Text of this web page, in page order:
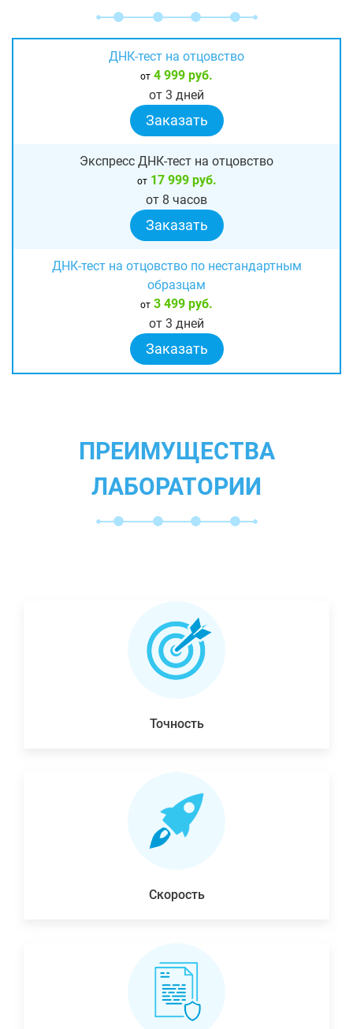
ДНК-тест на отцовство
от 4 999 руб.
от 3 дней
Заказать
Экспресс ДНК-тест на отцовство
от17 999 руб.
от 8 часов
Заказать
ДНК-тест на отцовство по нестандартным
образцам
от 3 499 руб.
от 3 дней
Заказать
ПРЕИМУЩЕСТВА
ЛАБОРАТОРИИ
Точность
Скорость